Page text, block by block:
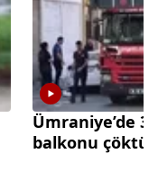
Ümraniye’de 3
balkonu çöktü